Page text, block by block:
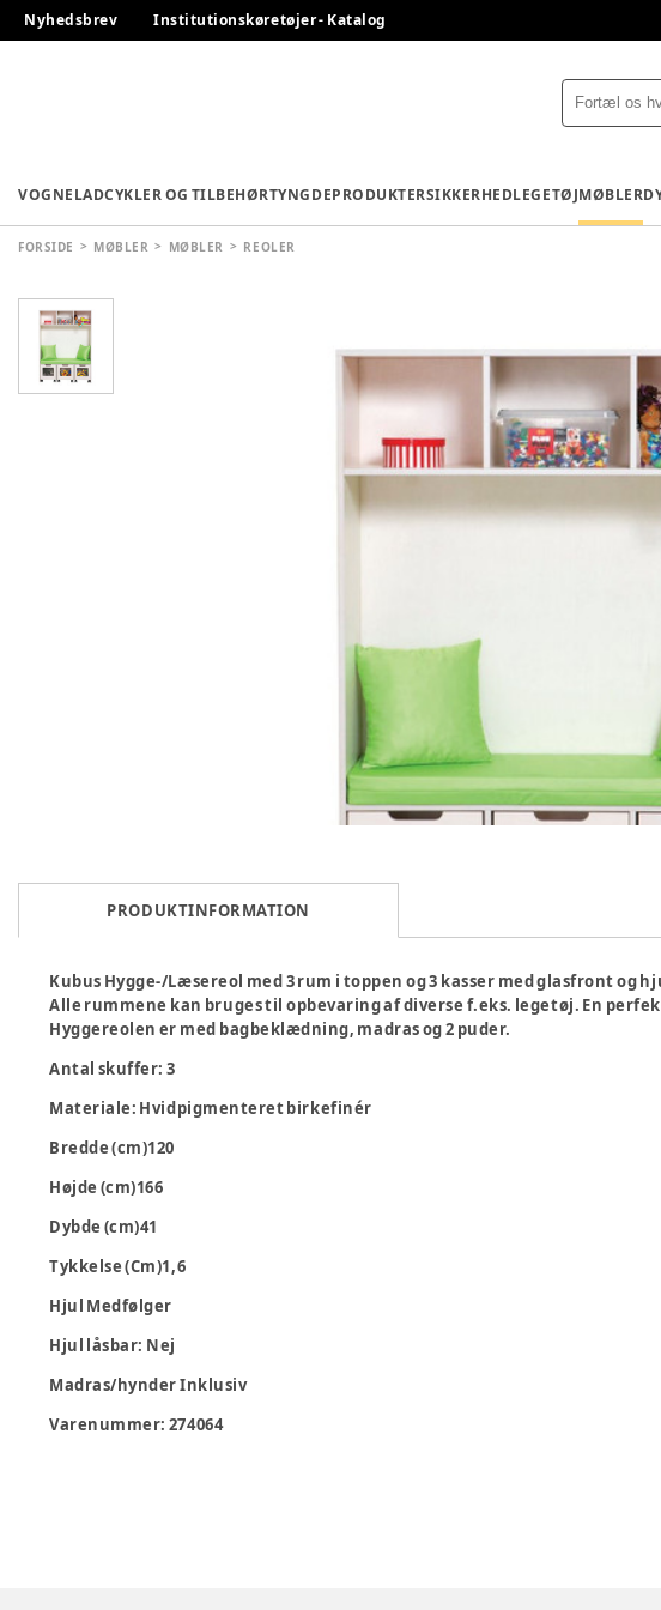
Nyhedsbrev Institutionskøretøjer - Katalog
VOGNELADCYKLER OG TILBEHØRTYNGDEPRODUKTERSIKKERHEDLEGETØJMØBLER
FORSIDE MØBLER MØBLER REOLER
PRODUKTINFORMATION
Kubus Hygge-/Læsereol med 3 rum i toppen og 3 kasser med glasfront og
Alle rummene kan bruges til opbevaring af diverse f.eks. legetøj. En
Hyggereolen er med bagbeklædning, madras og 2 puder.
Antal skuffer: 3
Materiale: Hvidpigmenteret birkefinér
Bredde (cm)120
Højde (cm)166
Dybde (cm)41
Tykkelse (Cm)1,6
Hjul Medfølger
Hjul låsbar: Nej
Madras/hynder Inklusiv
Varenummer: 274064